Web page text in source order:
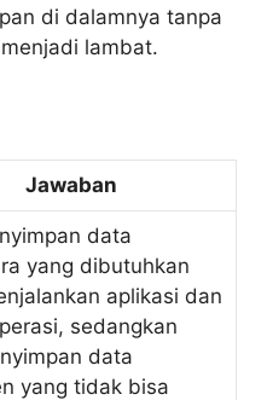
di dalamnya tanpa
lambat.
Jawaban
data
yang dibutuhkan
aplikasi dan
sedangkan
data
yang tidak bisa